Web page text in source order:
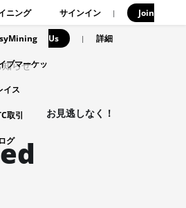
ニング
ブマーケッ
イス
取引
グ
サインイン | Join
Us | 詳細
らせ
お見逃しなく！